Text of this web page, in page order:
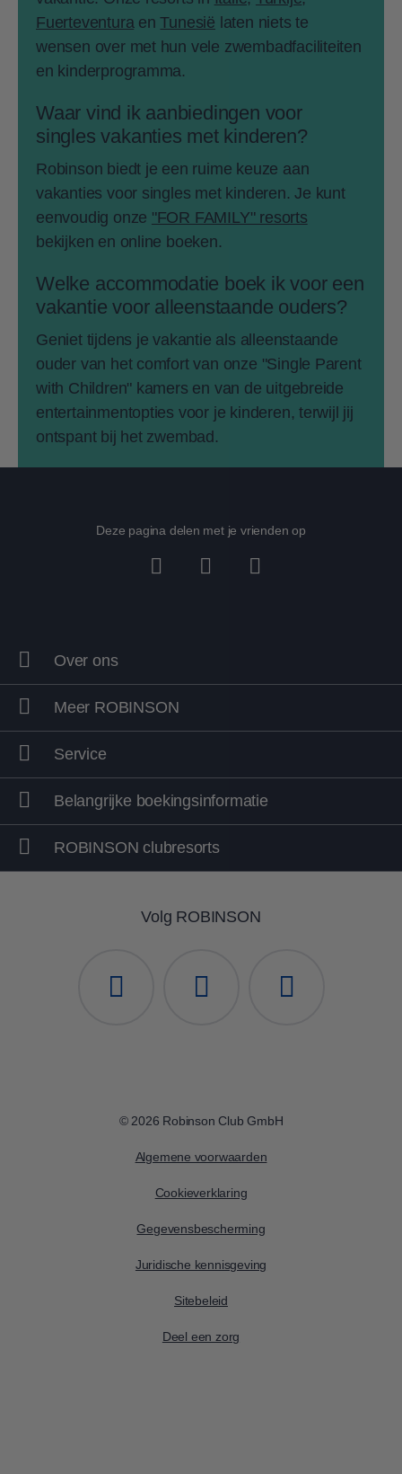
Fuerteventura enTunesië laten niets te
wensen over met hun vele zwembadfaciliteiten
en kinderprogramma.
Waar vind ik aanbiedingen voor
singles vakanties met kinderen?
Robinson biedt je een ruime keuze aan
vakanties voor singles met kinderen. Je kunt
eenvoudig onze "FOR FAMILY" resorts
bekijken en online boeken.
Welke accommodatie boek ik voor een
vakantie voor alleenstaande ouders?
Geniet tijdens je vakantie als alleenstaande
ouder van het comfort van onze "Single Parent
with Children" kamers en van de uitgebreide
entertainmentopties voor je kinderen, terwijl jij
ontspant bij het zwembad.
Deze pagina delen met je vrienden op
Over ons
Meer ROBINSON
Service
Belangrijke boekingsinformatie
ROBINSON clubresorts
Volg ROBINSON
© 2026 Robinson Club GmbH
Algemene voorwaarden
Cookieverklaring
Gegevensbescherming
Juridische kennisgeving
Sitebeleid
Deel een zorg